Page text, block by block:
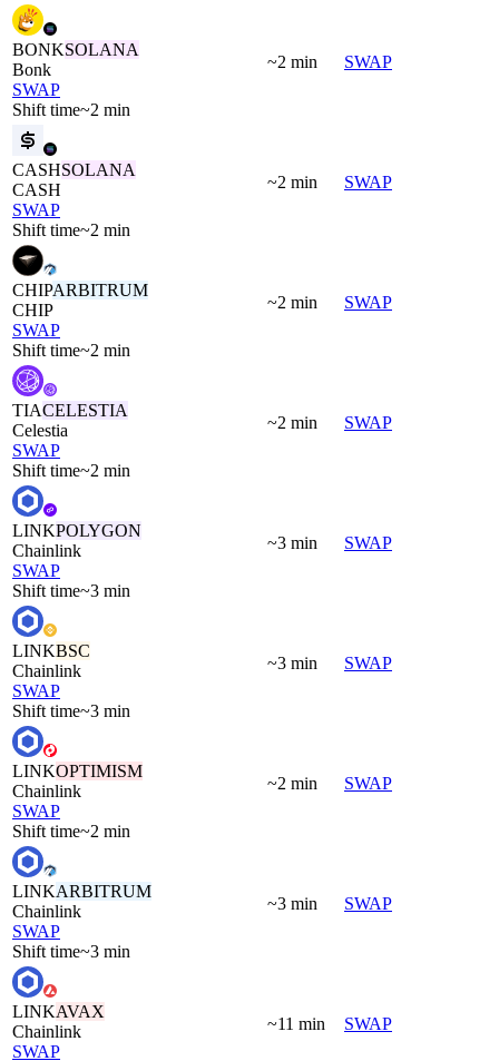
BONKSOLANA
Bonk
SWAP
Shift time~2 min
~2 min SWAP
CASHSOLANA
CASH
SWAP
Shift time~2 min
~2 min SWAP
CHIPARBITRUM
CHIP
SWAP
Shift time~2 min
~2 min SWAP
TIACELESTIA
Celestia
SWAP
Shift time~2 min
~2 min SWAP
LINKPOLYGON
Chainlink
SWAP
Shift time~3 min
~3 min SWAP
LINKBSC
Chainlink
SWAP
Shift time~3 min
~3 min SWAP
LINKOPTIMISM
Chainlink
SWAP
Shift time~2 min
~2 min SWAP
LINKARBITRUM
Chainlink
SWAP
Shift time~3 min
~3 min SWAP
LINKAVAX
Chainlink
SWAP
~11 min SWAP